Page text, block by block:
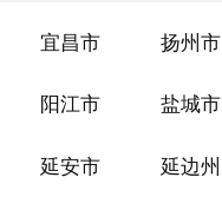
宜昌市 扬州市
阳江市 盐城市
延安市 延边州